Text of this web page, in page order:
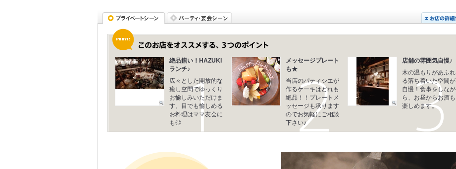
絶品揃い！HAZUKI
ランチ♪
広々とした開放的な
癒し空間でゆっくり
お愉しみいただけま
す。目でも愉しめる
お料理はママ友会に
も◎
メッセージプレート
も★
当店のパティシエが
作るケーキはどれも
絶品！！プレートメ
ッセージも承ります
のでお気軽にご相談
下さい♪
店舗の雰囲気自慢♪
木の温もりがあふれ
る落ち着いた空間が
自慢！食事をしなが
ら、お昼からお酒も
楽しめます。